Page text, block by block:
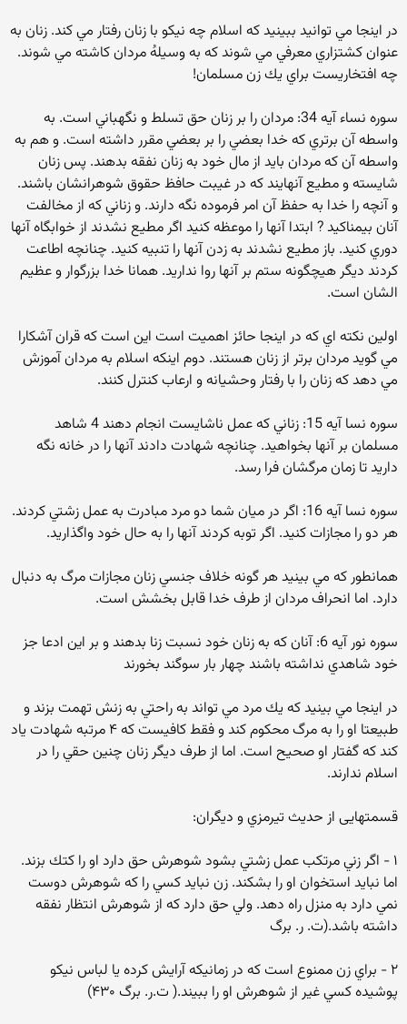
در اينجا مي توانيد ببينيد كه اسلام چه نيكو با زنان رفتار مي كند. زنان به
عنوان كشتزاري معرفي مي شوند كه به وسيلهُ مردان كاشته مي شوند.
چه افتخاريست براي يك زن مسلمان!
سوره نساء آيه 34: مردان را بر زنان حق تسلط و نگهباني است. به
واسطه آن برتري كه خدا بعضي را بر بعضي مقرر داشته است. و هم به
واسطه آن كه مردان بايد از مال خود به زنان نفقه بدهند. پس زنان
شايسته و مطيع آنهايند كه در غيبت حافظ حقوق شوهرانشان باشند.
و آنچه را خدا به حفظ آن امر فرموده نگه دارند. و زناني كه از مخالفت
آنان بيمناكيد ? ابتدا آنها را موعظه كنيد اگر مطيع نشدند از خوابگاه آنها
دوري كنيد. باز مطيع نشدند به زدن آنها را تنبيه كنيد. چنانچه اطاعت
كردند ديگر هيچگونه ستم بر آنها روا نداريد. همانا خدا بزرگوار و عظيم
الشان است.
اولين نكته اي كه در اينجا حائز اهميت است اين است كه قران آشكارا
مي گويد مردان برتر از زنان هستند. دوم اينكه اسلام به مردان آموزش
مي دهد كه زنان را با رفتار وحشيانه و ارعاب كنترل كنند.
سوره نسا آيه 15: زناني كه عمل ناشايست انجام دهند 4 شاهد
مسلمان بر آنها بخواهيد. چنانچه شهادت دادند آنها را در خانه نگه
داريد تا زمان مرگشان فرا رسد.
سوره نسا آيه 16: اگر در ميان شما دو مرد مبادرت به عمل زشتي كردند.
هر دو را مجازات كنيد. اگر توبه كردند آنها را به حال خود واگذاريد.
همانطور كه مي بينيد هر گونه خلاف جنسي زنان مجازات مرگ به دنبال
دارد. اما انحراف مردان از طرف خدا قابل بخشش است.
سوره نور آيه 6: آنان كه به زنان خود نسبت زنا بدهند و بر اين ادعا جز
خود شاهدي نداشته باشند چهار بار سوگند بخورند
در اينجا مي بينيد كه يك مرد مي تواند به راحتي به زنش تهمت بزند و
طبيعتا او را به مرگ محكوم كند و فقط كافيست كه ۴ مرتبه شهادت ياد
كند كه گفتار او صحيح است. اما از طرف ديگر زنان چنين حقي را در
اسلام ندارند.
قسمتهايی از حديث تيرمزي و ديگران:
۱ - اگر زني مرتكب عمل زشتي بشود شوهرش حق دارد او را كتك بزند.
اما نبايد استخوان او را بشكند. زن نبايد كسي را كه شوهرش دوست
نمي دارد به منزل راه دهد. ولي حق دارد كه از شوهرش انتظار نفقه
داشته باشد.(ت. ر. برگ
۲ - براي زن ممنوع است كه در زمانيكه آرايش كرده يا لباس نيكو
پوشيده كسي غير از شوهرش او را ببيند.( ت.ر. برگ ۴۳۰)